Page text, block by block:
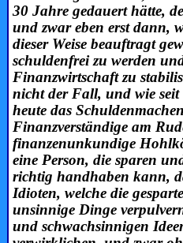
30 Jahre gedauert hätte,
und zwar eben erst dann,
dieser Weise beauftragt
schuldenfrei zu werden
Finanzwirtschaft zu
nicht der Fall, und wie
heute das
Finanzverständige am
finanzenunkundige
eine Person, die sparen
richtig handhaben kann,
Idioten, welche die
unsinnige Dinge
und schwachsinnigen